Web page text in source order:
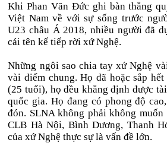
Khi Phan Văn Đức ghi bàn thắng
Việt Nam về với sự sống trước
U23 châu Á 2018, nhiều người đã
cái tên kế tiếp rời xứ Nghệ.
Những ngôi sao chia tay xứ Nghệ
vài điểm chung. Họ đã hoặc sắp
(25 tuổi), họ đều khẳng định được
quốc gia. Họ đang có phong độ
đón. SLNA không phải không
CLB Hà Nội, Bình Dương, Thanh
của xứ Nghệ thực sự là vấn đề lớn.